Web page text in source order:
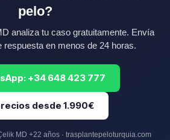
pelo?
analiza tu caso gratuitamente. Envía
respuesta en menos de 24 horas.
+34 648 423 777
desde 1.990€
MD +22 años · trasplantepeloturquia.com